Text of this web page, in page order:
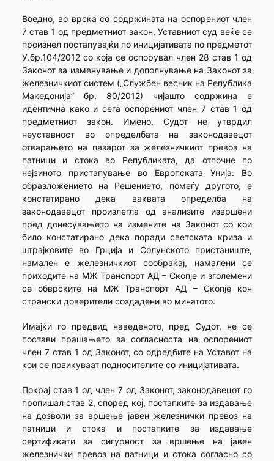
Воедно, во врска со содржината на оспорениот член
7 став 1 од предметниот закон, Уставниот суд веќе се
произнел постапувајќи по иницијативата по предметот
У.бр.104/2012 со која се оспорувал член 28 став 1 од
Законот за изменување и дополнување на Законот за
железничкиот систем („Службен весник на Република
Македонија” бр. 80/2012) чијашто содржина е
идентична како и сега оспорениот член 7 став 1 од
предметниот закон. Имено, Судот не утврдил
неуставност во определбата на законодавецот
отварањето на пазарот за железничкиот превоз на
патници и стока во Републиката, да отпочне по
нејзиното пристапување во Европската Унија. Во
образложението на Решението, помеѓу другото, е
констатирано дека ваквата определба на
законодавецот произлегла од анализите извршени
пред донесувањето на измените на Законот со кои
било констатирано дека поради светската криза и
штрајковите во Грција и Солунското пристаниште,
намален е железничкиот сообраќај, намалени се
приходите на МЖ Транспорт АД – Скопје и зголемени
се обврските на МЖ Транспорт АД – Скопје кон
странски доверители создадени во минатото.
Имајќи го предвид наведеното, пред Судот, не се
постави прашањето за согласноста на оспорениот
член 7 став 1 од Законот, со одредбите на Уставот на
кои се повикуваат подносителите со иницијативата.
Покрај став 1 од член 7 од Законот, законодавецот го
пропишал став 2, според кој, постапките за издавање
на дозволи за вршење јавен железнички превоз на
патници и стока и постапките за издавање
сертификати за сигурност за вршење на јавен
железнички превоз на патници и стока согласно со